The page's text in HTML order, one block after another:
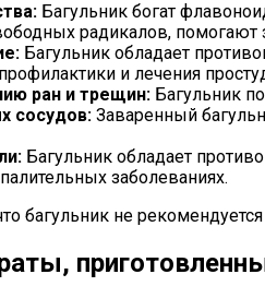
Багульник богат
радикалов,
Багульник обладает
и лечения
ран и трещин: Багульник
сосудов: Заваренный
Багульник обладает
заболеваниях.
багульник не